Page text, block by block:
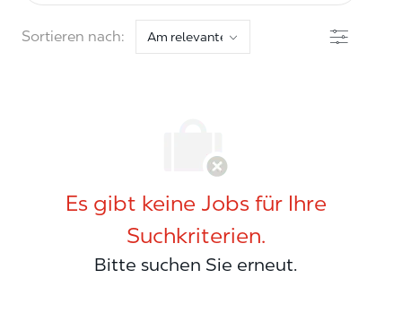
Sortieren nach: Filter
Es gibt keine Jobs für Ihre
Suchkriterien.
Bitte suchen Sie erneut.